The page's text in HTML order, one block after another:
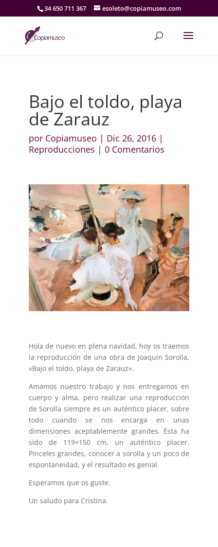
34 650 711 367 esoleto@copiamuseo.com
Bajo el toldo, playa
de Zarauz
por Copiamuseo | Dic 26, 2016|
Reproducciones | 0 Comentarios
Hola de nuevo en plena navidad, hoy os traemos
la reproducción de una obra de Joaquín Sorolla,
«Bajo el toldo, playa de Zarauz».
Amamos nuestro trabajo y nos entregamos en
cuerpo y alma, pero realizar una reproducción
de Sorolla siempre es un auténtico placer, sobre
todo cuando se nos encarga en unas
dimensiones aceptablemente grandes. Ésta ha
sido de 119×150 cm, un auténtico placer.
Pinceles grandes, conocer a sorolla y un poco de
espontaneidad, y el resultado es genial.
Esperamos que os guste.
Un saludo para Cristina.